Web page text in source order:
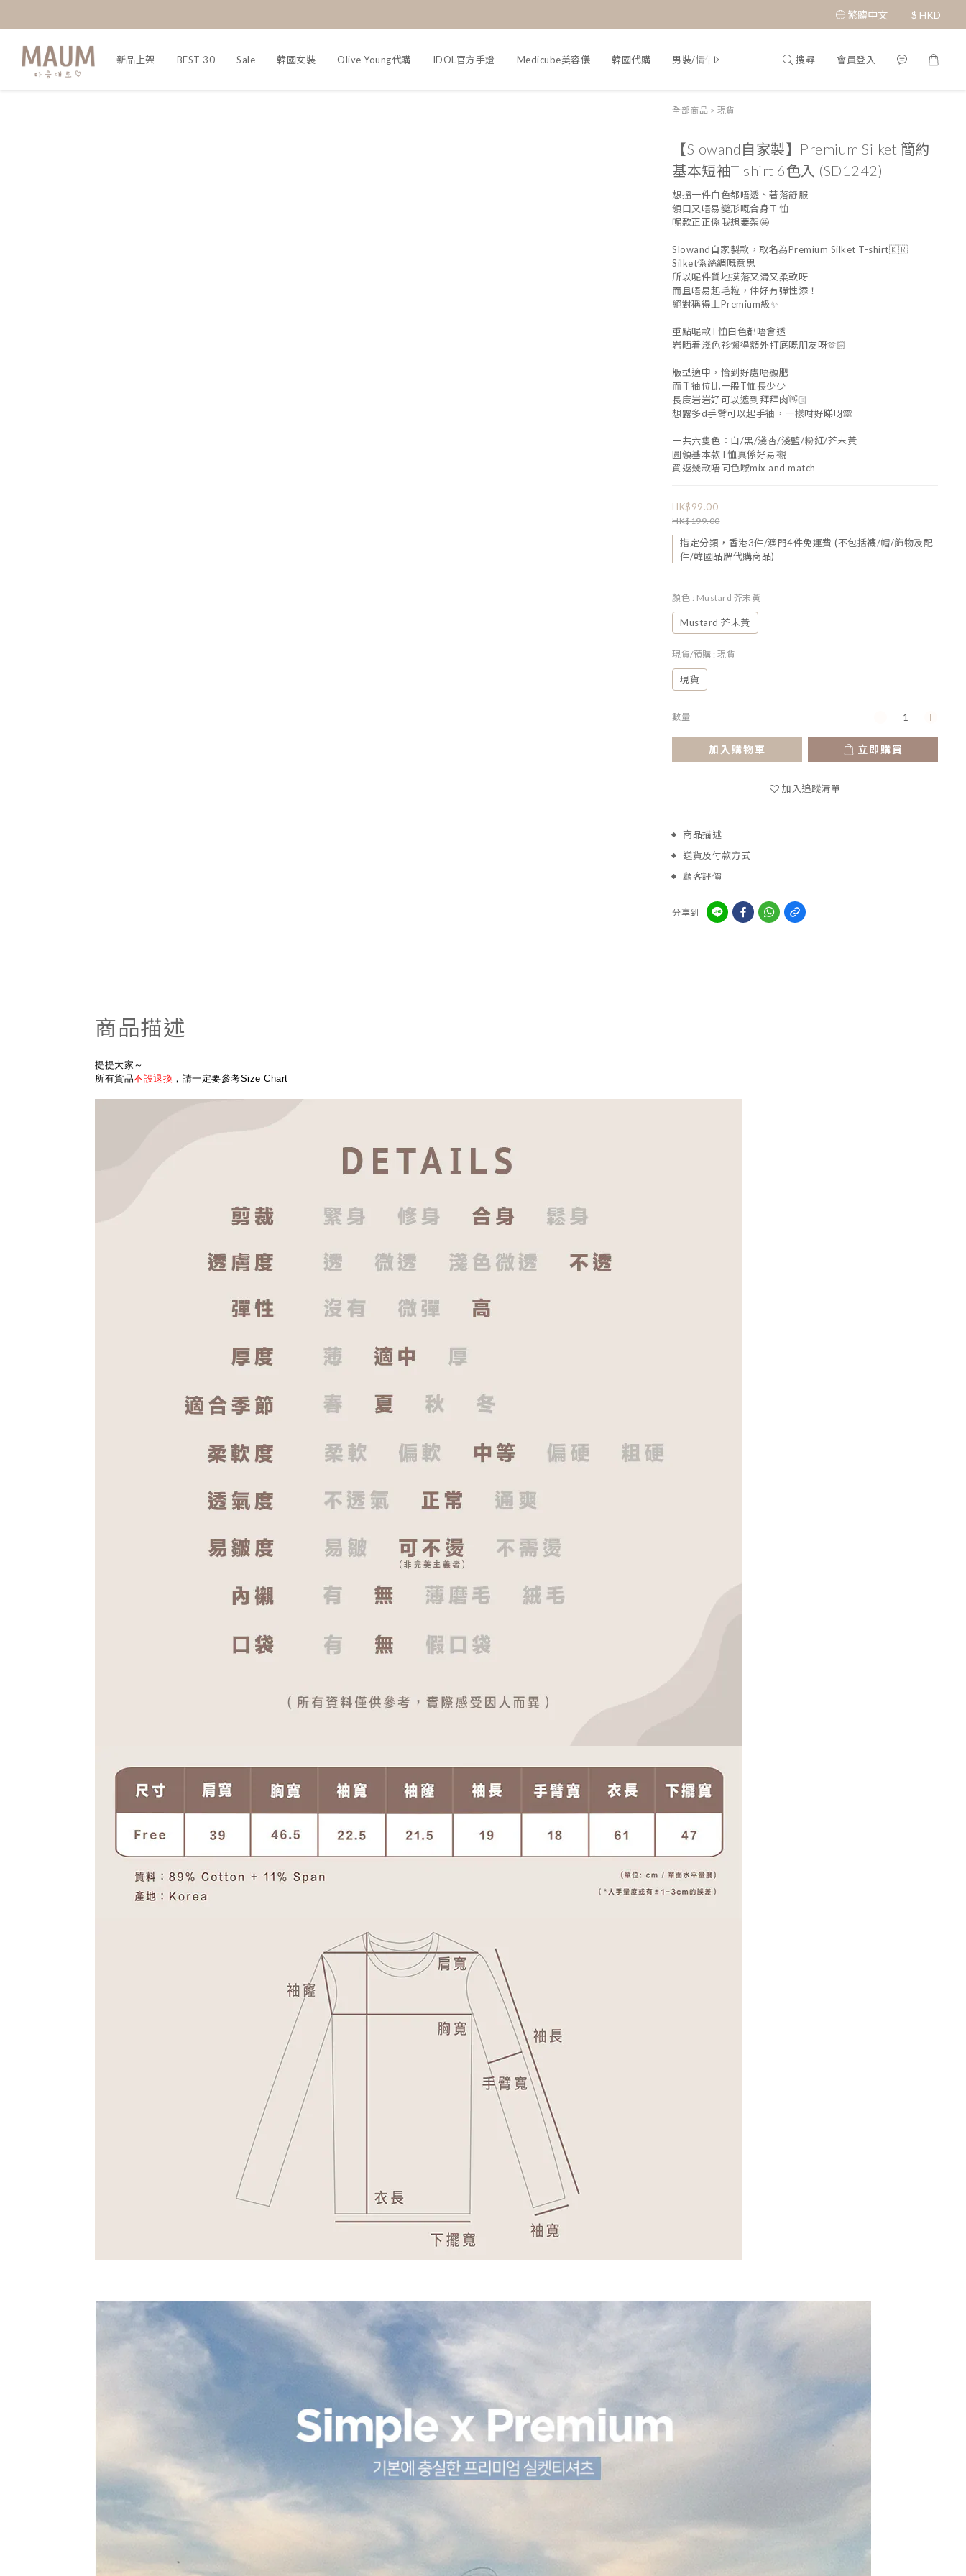
繁體中文 $ HKD
新品上架 BEST 30 Sale 韓國女裝 Olive Young代購 IDOL官方手燈 Medicube美容儀 韓國代購 男裝/情侶裝 搜尋 會員登入
全部商品 > 現貨
【Slowand自家製】Premium Silket 簡約
基本短袖T-shirt 6色入 (SD1242)
想搵一件白色都唔透、著落舒服
領口又唔易變形嘅合身Ｔ恤
呢款正正係我想要架🤩
Slowand自家製款，取名為Premium Silket T-shirt🇰🇷
Silket係絲綢嘅意思
所以呢件質地摸落又滑又柔軟呀
而且唔易起毛粒，仲好有彈性添！
絕對稱得上Premium級✨
重點呢款T恤白色都唔會透
岩晒着淺色衫懶得額外打底嘅朋友呀🫶🏻
版型適中，恰到好處唔顯肥
而手袖位比一般T恤長少少
長度岩岩好可以遮到拜拜肉👋🏻
想露多d手臂可以起手袖，一樣咁好睇呀🙈
一共六隻色：白/黑/淺杏/淺藍/粉紅/芥末黃
圓領基本款T恤真係好易襯
買返幾款唔同色嚟mix and match
HK$99.00
HK$199.00
指定分類，香港3件/澳門4件免運費 (不包括襪/帽/飾物及配
件/韓國品牌代購商品)
顏色 : Mustard 芥末黃
Mustard 芥末黃
現貨/預購 : 現貨
現貨
數量
加入購物車 立即購買
加入追蹤清單
商品描述
送貨及付款方式
顧客評價
分享到
商品描述
提提大家～
所有貨品不設退換 ，請一定要參考Size Chart